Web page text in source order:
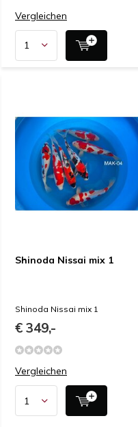
Vergleichen
Shinoda Nissai mix 1
Shinoda Nissai mix 1
€ 349,-
Vergleichen